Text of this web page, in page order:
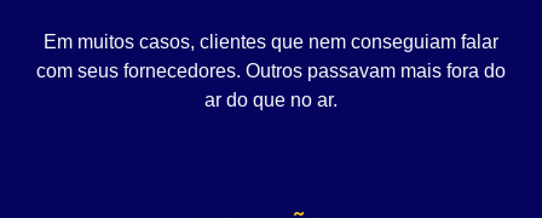
Em muitos casos, clientes que nem conseguiam falar
com seus fornecedores. Outros passavam mais fora do
ar do que no ar.